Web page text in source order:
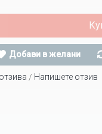
Добави в желани
/ Напишете отзив